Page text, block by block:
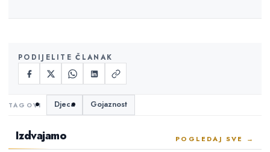
PODIJELITE ČLANAK
Djeca Gojaznost
Izdvajamo POGLEDAJ SVE →